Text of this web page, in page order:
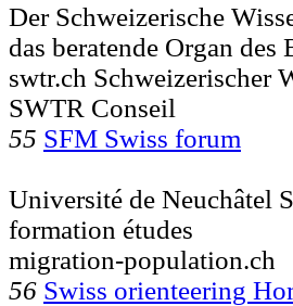
Der Schweizerische
das beratende Organ
swtr.ch Schweizerischer
SWTR Conseil
55 SFM Swiss forum
Université de Neuchâtel
formation études
migration-population.ch
56 Swiss orienteering